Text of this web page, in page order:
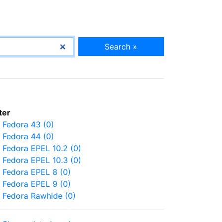
Search »
Fedora 43 (0)
Fedora 44 (0)
Fedora EPEL 10.2 (0)
Fedora EPEL 10.3 (0)
Fedora EPEL 8 (0)
Fedora EPEL 9 (0)
Fedora Rawhide (0)